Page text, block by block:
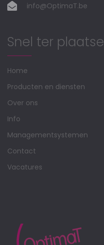
info@OptimaT.be
Snel ter plaatse
Home
Producten en diensten
Over ons
Info
Managementsystemen
Contact
Vacatures